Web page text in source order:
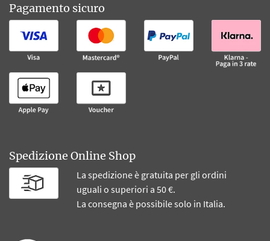
Pagamento sicuro
Spedizione Online Shop
La spedizione è gratuita per gli ordini
uguali o superiori a 50 €.
La consegna è possibile solo in Italia.